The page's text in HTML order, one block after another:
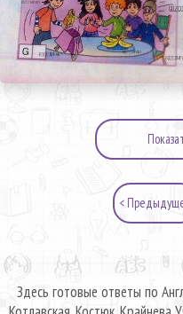
<
Здесь готовые ответы по